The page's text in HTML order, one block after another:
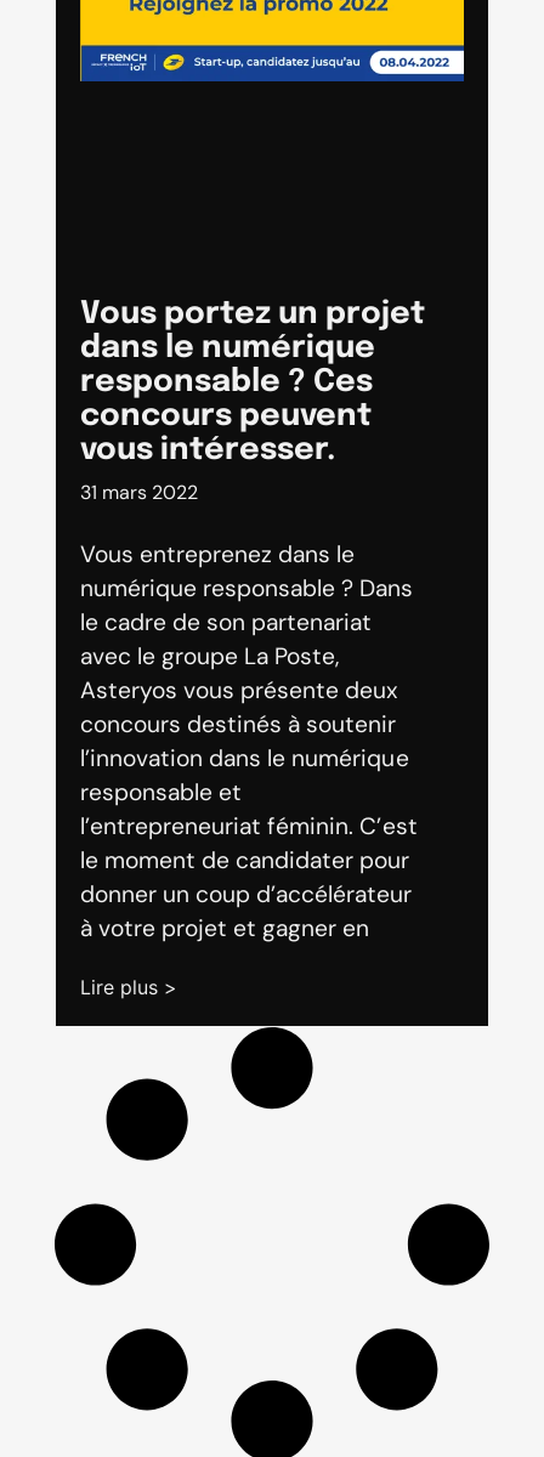
Vous portez un projet
dans le numérique
responsable ? Ces
concours peuvent
vous intéresser.
31 mars 2022
Vous entreprenez dans le
numérique responsable ? Dans
le cadre de son partenariat
avec le groupe La Poste,
Asteryos vous présente deux
concours destinés à soutenir
l’innovation dans le numérique
responsable et
l’entrepreneuriat féminin. C’est
le moment de candidater pour
donner un coup d’accélérateur
à votre projet et gagner en
Lire plus >